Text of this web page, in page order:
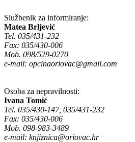
Službenik za informiranje:
Matea Brljević
Tel. 035/431-232
Fax: 035/430-006
Mob. 098/529-0270
e-mail: opcinaoriovac@gmail.com
Osoba za nepravilnosti:
Ivana Tomić
Tel. 035/430-147, 035/431-232
Fax: 035/430-006
Mob. 098-983-3489
e-mail: knjiznica@oriovac.hr